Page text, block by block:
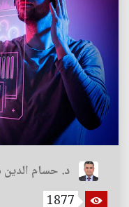
د. حسام
1877